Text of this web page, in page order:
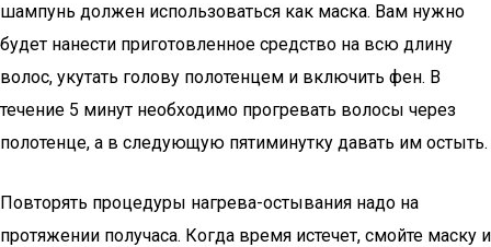
шампунь должен использоваться как маска. Вам нужно
будет нанести приготовленное средство на всю длину
волос, укутать голову полотенцем и включить фен. В
течение 5 минут необходимо прогревать волосы через
полотенце, а в следующую пятиминутку давать им остыть.
Повторять процедуры нагрева-остывания надо на
протяжении получаса. Когда время истечет, смойте маску и